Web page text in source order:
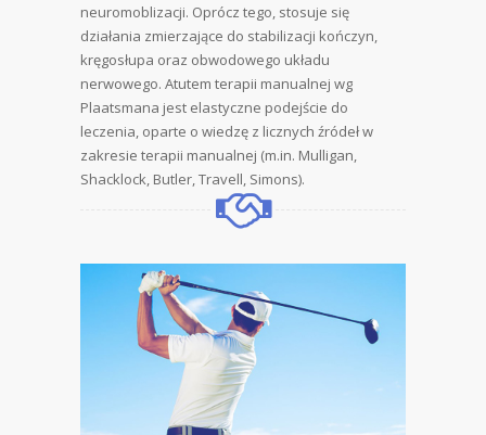
neuromoblizacji. Oprócz tego, stosuje się
działania zmierzające do stabilizacji kończyn,
kręgosłupa oraz obwodowego układu
nerwowego. Atutem terapii manualnej wg
Plaatsmana jest elastyczne podejście do
leczenia, oparte o wiedzę z licznych źródeł w
zakresie terapii manualnej (m.in. Mulligan,
Shacklock, Butler, Travell, Simons).